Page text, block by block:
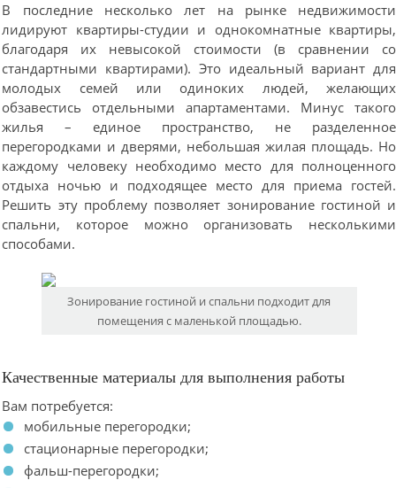
В последние несколько лет на рынке недвижимости
лидируют квартиры-студии и однокомнатные квартиры,
благодаря их невысокой стоимости (в сравнении со
стандартными квартирами). Это идеальный вариант для
молодых семей или одиноких людей, желающих
обзавестись отдельными апартаментами. Минус такого
жилья – единое пространство, не разделенное
перегородками и дверями, небольшая жилая площадь. Но
каждому человеку необходимо место для полноценного
отдыха ночью и подходящее место для приема гостей.
Решить эту проблему позволяет зонирование гостиной и
спальни, которое можно организовать несколькими
способами.
Зонирование гостиной и спальни подходит для
помещения с маленькой площадью.
Качественные материалы для выполнения работы
Вам потребуется:
мобильные перегородки;
стационарные перегородки;
фальш-перегородки;